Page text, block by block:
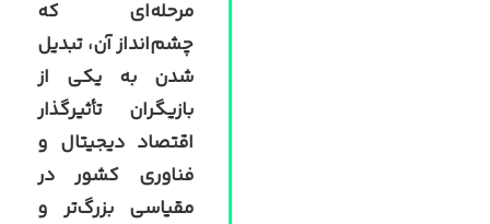
مرحله‌ای که
چشم‌انداز آن، تبدیل
شدن به یکی از
بازیگران تأثیرگذار
اقتصاد دیجیتال و
فناوری کشور در
مقیاسی بزرگ‌تر و